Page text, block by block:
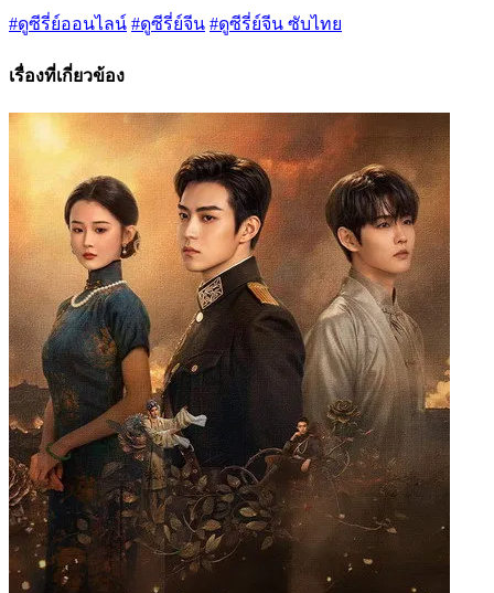
#ดูซีรี่ย์ออนไลน์ #ดูซีรี่ย์จีน #ดูซีรี่ย์จีน ซับไทย
เรื่องที่เกี่ยวข้อง